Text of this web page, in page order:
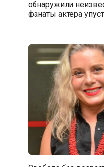
обнаружили
фанаты актера